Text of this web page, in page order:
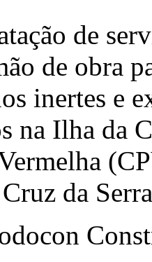
de
de obra
inertes e
na Ilha da
da